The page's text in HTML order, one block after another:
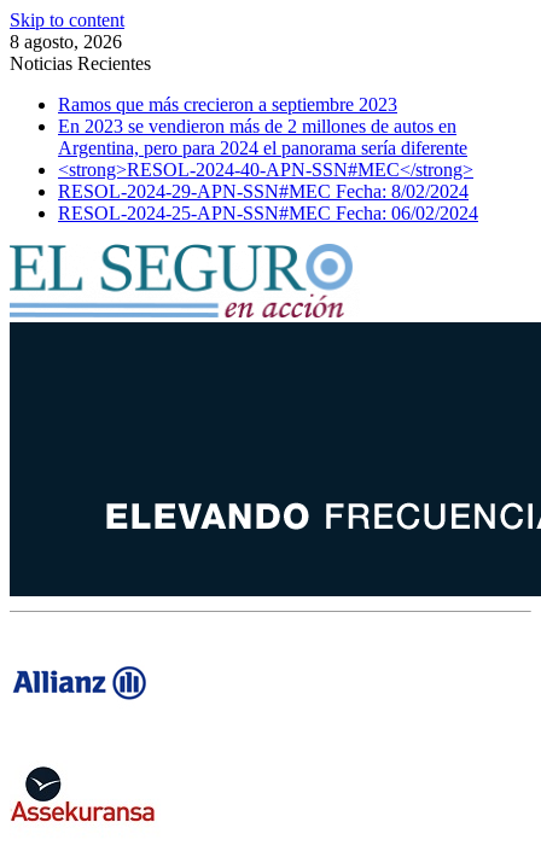
Skip to content
8 agosto, 2026
Noticias Recientes
Ramos que más crecieron a septiembre 2023
En 2023 se vendieron más de 2 millones de autos en
Argentina, pero para 2024 el panorama sería diferente
<strong>RESOL-2024-40-APN-SSN#MEC</strong>
RESOL-2024-29-APN-SSN#MEC Fecha: 8/02/2024
RESOL-2024-25-APN-SSN#MEC Fecha: 06/02/2024